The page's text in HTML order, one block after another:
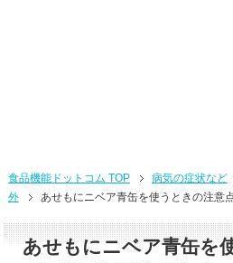
食品機能ドットコム TOP 病気の症状など
外
あせもにニベア青缶を使うときの注意
あせもにニベア青缶を